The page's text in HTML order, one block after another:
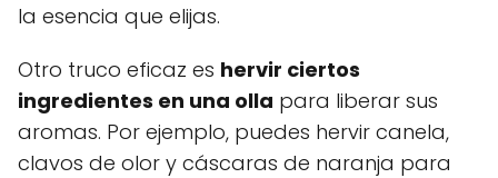
la esencia que elijas.
Otro truco eficaz es hervir ciertos
ingredientes en una olla para liberar sus
aromas. Por ejemplo, puedes hervir canela,
clavos de olor y cáscaras de naranja para